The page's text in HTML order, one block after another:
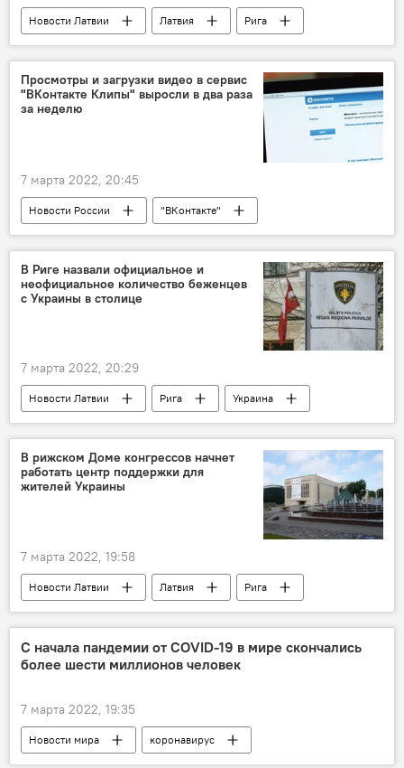
Новости Латвии Латвия
Рига
магазин
коронавирус
Просмотры и загрузки видео в сервис
"ВКонтакте Клипы" выросли в два раза
за неделю
7 марта 2022, 20:45
Новости России "ВКонтакте"
В Риге назвали официальное и
неофициальное количество беженцев
с Украины в столице
7 марта 2022, 20:29
Новости Латвии Рига
Украина
Беженцы в Латвии и ЕС
В рижском Доме конгрессов начнет
работать центр поддержки для
жителей Украины
7 марта 2022, 19:58
Новости Латвии Латвия
Рига
Беженцы в Латвии и ЕС
С начала пандемии от COVID-19 в мире скончались
более шести миллионов человек
7 марта 2022, 19:35
Новости мира
коронавирус